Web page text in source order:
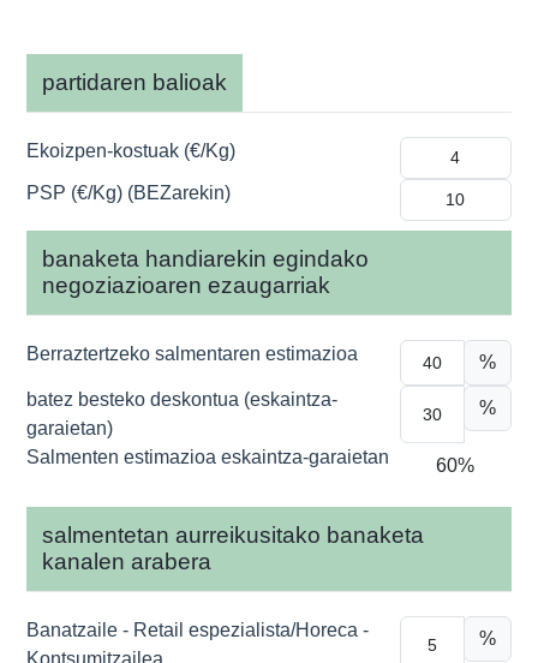
partidaren balioak
Ekoizpen-kostuak (€/Kg)
PSP (€/Kg) (BEZarekin)
banaketa handiarekin egindako
negoziazioaren ezaugarriak
Berraztertzeko salmentaren estimazioa
%
batez besteko deskontua (eskaintza-
garaietan)
%
Salmenten estimazioa eskaintza-garaietan 60%
salmentetan aurreikusitako banaketa
kanalen arabera
Banatzaile - Retail espezialista/Horeca -
Kontsumitzailea
%